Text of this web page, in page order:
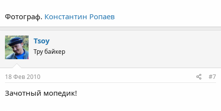
Фотограф. Константин Ропаев
Tsoy
Тру байкер
18 Фев 2010 #7
Зачотный мопедик!